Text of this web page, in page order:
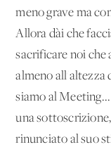
meno grave ma
Allora dài che
sacrificare noi che
almeno all'altezza
siamo al
una
rinunciato al suo